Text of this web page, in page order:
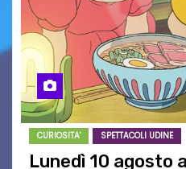
CURIOSITA' SPETTACOLI UDINE
Lunedì 10 agosto